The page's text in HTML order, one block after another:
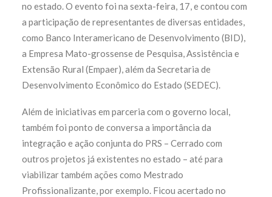
no estado. O evento foi na sexta-feira, 17, e contou com
a participação de representantes de diversas entidades,
como Banco Interamericano de Desenvolvimento (BID),
a Empresa Mato-grossense de Pesquisa, Assistência e
Extensão Rural (Empaer), além da Secretaria de
Desenvolvimento Econômico do Estado (SEDEC).
Além de iniciativas em parceria com o governo local,
também foi ponto de conversa a importância da
integração e ação conjunta do PRS – Cerrado com
outros projetos já existentes no estado – até para
viabilizar também ações como Mestrado
Profissionalizante, por exemplo. Ficou acertado no